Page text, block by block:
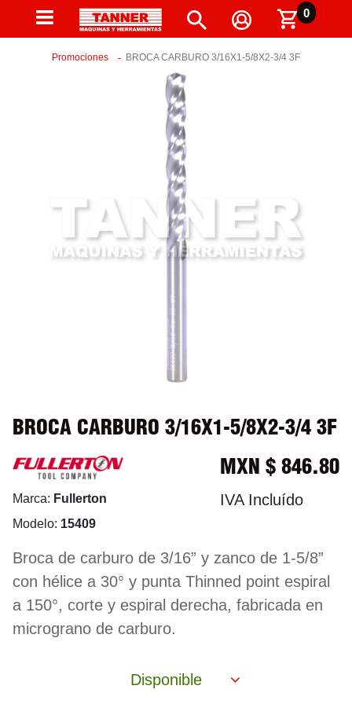
0
Promociones BROCA CARBURO 3/16X1-5/8X2-3/4 3F
BROCA CARBURO 3/16X1-5/8X2-3/4 3F
Marca: Fullerton
Modelo: 15409
MXN $ 846.80
IVA Incluído
Broca de carburo de 3/16” y zanco de 1-5/8”
con hélice a 30° y punta Thinned point espiral
a 150°, corte y espiral derecha, fabricada en
micrograno de carburo.
Disponible